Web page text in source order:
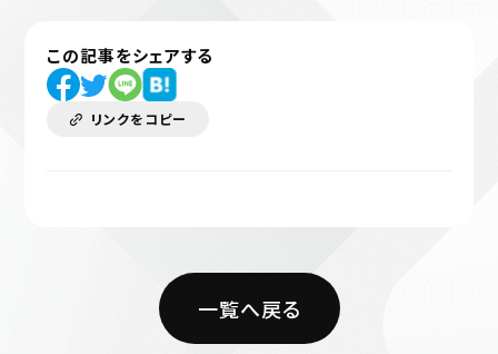
この記事をシェアする
リンクをコピー
一覧へ戻る